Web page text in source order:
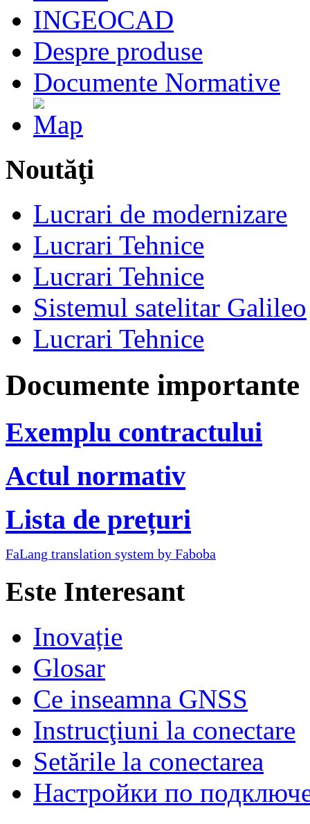
INGEOCAD
Despre produse
Documente Normative
Noutăţi
Lucrari de modernizare
Lucrari Tehnice
Lucrari Tehnice
Sistemul satelitar Galileo
Lucrari Tehnice
Documente importante
Exemplu contractului
Actul normativ
Lista de prețuri
FaLang translation system by Faboba
Este Interesant
Inovație
Glosar
Ce inseamna GNSS
Instrucţiuni la conectare
Setările la conectarea
Настройки по